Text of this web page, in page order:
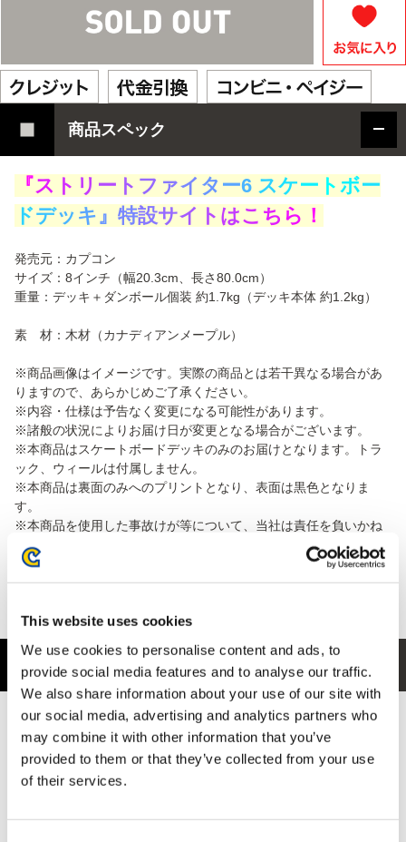
This website uses cookies
We use cookies to personalise content and ads, to
provide social media features and to analyse our traffic.
We also share information about your use of our site with
our social media, advertising and analytics partners who
may combine it with other information that you’ve
provided to them or that they’ve collected from your use
of their services.
商品スペック
『ス ト リ ー ト フ ァイ タ ー6 スケー ト ボー
ドデッ キ』 特設サイ ト はこ ち ら ！
発売元：カプコン
サイズ：8インチ（幅20.3cm、長さ80.0cm）
重量：デッキ＋ダンボール個装 約1.7kg（デッキ本体 約1.2kg）
素 材：木材（カナディアンメープル）
※商品画像はイメージです。実際の商品とは若干異なる場合があ
りますので、あらかじめご了承ください。
※内容・仕様は予告なく変更になる可能性があります。
※諸般の状況によりお届け日が変更となる場合がございます。
※本商品はスケートボードデッキのみのお届けとなります。トラ
ック、ウィールは付属しません。
※本商品は裏面のみへのプリントとなり、表面は黒色となりま
す。
※本商品を使用した事故けが等について、当社は責任を負いかね
ます。
※イーカプコン以外の場所においても販売する可能性がございま
す。
商品紹介
『ストリートファイター6』のスケートボードデッキ第4弾が登
場！
アート作品のように壁に掛けたり、カッコよくディスプレイした